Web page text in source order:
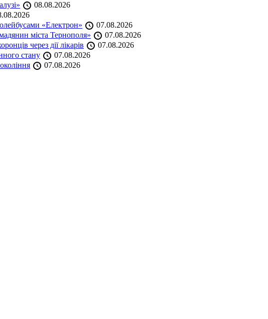
08.08.2026
«Електрон»
07.08.2026
міста Тернополя»
07.08.2026
через дії лікарів
07.08.2026
стану
07.08.2026
07.08.2026